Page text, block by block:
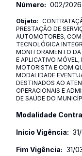
002/2026
PRESTAÇÃO DE
AUTOMOTORES,
TECNOLÓGICA
MONITORAMENTO DA
E APLICATIVO MÓVEL,
MOTORISTA E COM
MODALIDADE
DESTINADOS AO
OPERACIONAIS E
DE SAÚDE DO
31/